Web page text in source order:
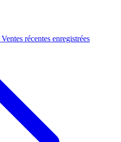
Ventes récentes enregistrées